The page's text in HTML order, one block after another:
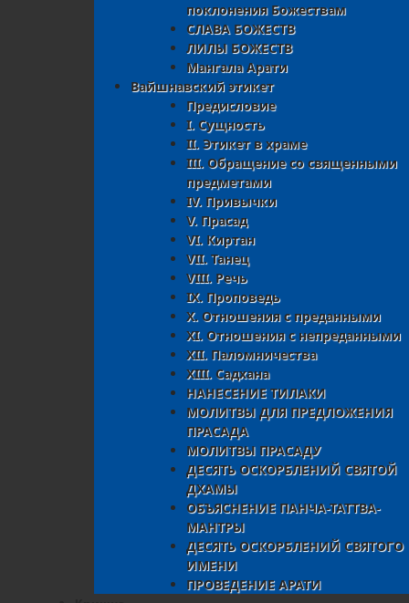
поклонения Божествам
СЛАВА БОЖЕСТВ
ЛИЛЫ БОЖЕСТВ
Мангала Арати
Вайшнавский этикет
Предисловие
I. Сущность
II. Этикет в храме
III. Oбращение со священными
предметами
IV. Привычки
V. Прасад
VI. Киртан
VII. Танец
VIII. Речь
IX. Проповедь
X. Отношения с преданными
XI. Oтношения с непреданными
XII. Паломничества
XIII. Садхана
НАНЕСЕНИЕ ТИЛАКИ
МОЛИТВЫ ДЛЯ ПРЕДЛОЖЕНИЯ
ПРАСАДА
МОЛИТВЫ ПРАСАДУ
ДЕСЯТЬ ОСКОРБЛЕНИЙ СВЯТОЙ
ДХАМЫ
ОБЪЯСНЕНИЕ ПАНЧА-ТАТТВА-
МАНТРЫ
ДЕСЯТЬ ОСКОРБЛЕНИЙ СВЯТОГО
ИМЕНИ
ПРОВЕДЕНИЕ АРАТИ